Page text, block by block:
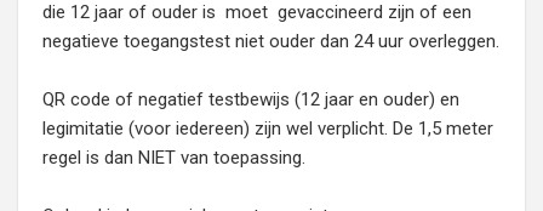
die 12 jaar of ouder is moet gevaccineerd zijn of een
negatieve toegangstest niet ouder dan 24 uur overleggen.
QR code of negatief testbewijs (12 jaar en ouder) en
legimitatie (voor iedereen) zijn wel verplicht. De 1,5 meter
regel is dan NIET van toepassing.